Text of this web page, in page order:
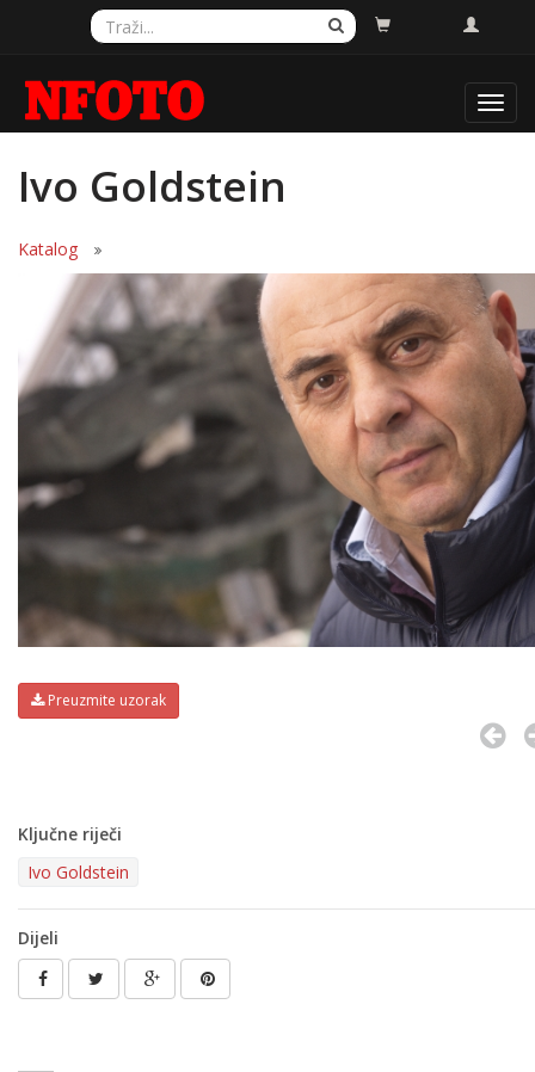
Ivo Goldstein
Katalog
Preuzmite uzorak
Ključne riječi
Ivo Goldstein
Dijeli